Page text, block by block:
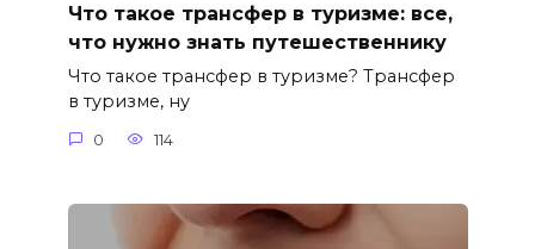
Что такое трансфер в туризме: все,
что нужно знать путешественнику
Что такое трансфер в туризме? Трансфер
в туризме, ну
0 114